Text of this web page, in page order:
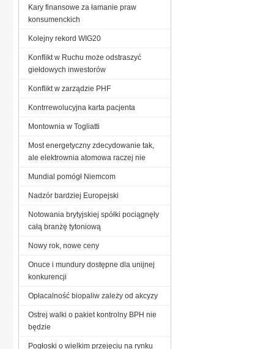
Kary finansowe za łamanie praw
konsumenckich
Kolejny rekord WIG20
Konflikt w Ruchu może odstraszyć
giełdowych inwestorów
Konflikt w zarządzie PHF
Kontrrewolucyjna karta pacjenta
Montownia w Togliatti
Most energetyczny zdecydowanie tak,
ale elektrownia atomowa raczej nie
Mundial pomógł Niemcom
Nadzór bardziej Europejski
Notowania brytyjskiej spółki pociągnęły
całą branżę tytoniową
Nowy rok, nowe ceny
Onuce i mundury dostępne dla unijnej
konkurencji
Opłacalność biopaliw zależy od akcyzy
Ostrej walki o pakiet kontrolny BPH nie
będzie
Pogłoski o wielkim przejęciu na rynku